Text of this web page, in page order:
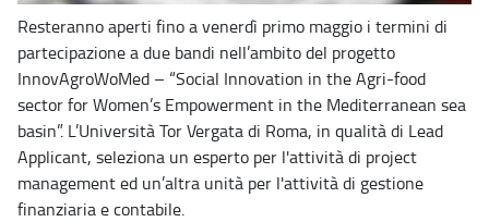
Resteranno aperti fino a venerdì primo maggio i termini di
partecipazione a due bandi nell’ambito del progetto
InnovAgroWoMed – “Social Innovation in the Agri-food
sector for Women’s Empowerment in the Mediterranean sea
basin”. L’Università Tor Vergata di Roma, in qualità di Lead
Applicant, seleziona un esperto per l'attività di project
management ed un’altra unità per l'attività di gestione
finanziaria e contabile.